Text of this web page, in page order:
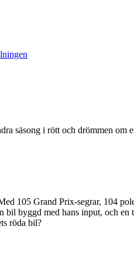
säsong i rött och drömmen
105 Grand Prix-segrar, 104
byggd med hans input, och
röda bil?